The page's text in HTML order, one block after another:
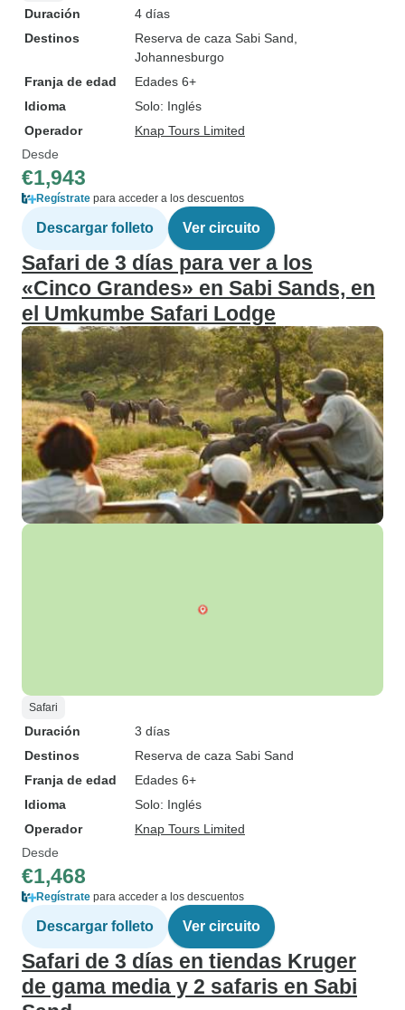
Duración
4 días
Destinos
Reserva de caza Sabi Sand
Johannesburgo
Franja de edad
Edades 6+
Idioma
Solo: Inglés
Operador
Knap Tours Limited
Desde
€1,943
Regístrate para acceder a los descuentos
Descargar folleto Ver circuito
Safari de 3 días para ver a los
«Cinco Grandes» en Sabi Sands, en
el Umkumbe Safari Lodge
Safari
Duración
3 días
Destinos
Reserva de caza Sabi Sand
Franja de edad
Edades 6+
Idioma
Solo: Inglés
Operador
Knap Tours Limited
Desde
€1,468
Regístrate para acceder a los descuentos
Descargar folleto Ver circuito
Safari de 3 días en tiendas Kruger
de gama media y 2 safaris en Sabi